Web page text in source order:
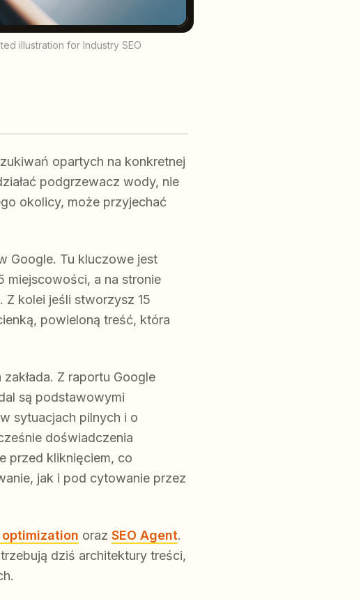
illustration for Industry SEO
opartych na konkretnej
podgrzewacz wody, nie
okolicy, może przyjechać
Google. Tu kluczowe jest
miejscowości, a na stronie
Z kolei jeśli stworzysz 15
powieloną treść, która
Z raportu Google
są podstawowymi
sytuacjach pilnych i o
doświadczenia
przed kliknięciem, co
jak i pod cytowanie przez
optimization oraz SEO Agent.
dziś architektury treści,